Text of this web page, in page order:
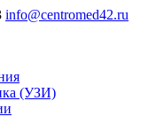
info@centromed42.ru
(УЗИ)